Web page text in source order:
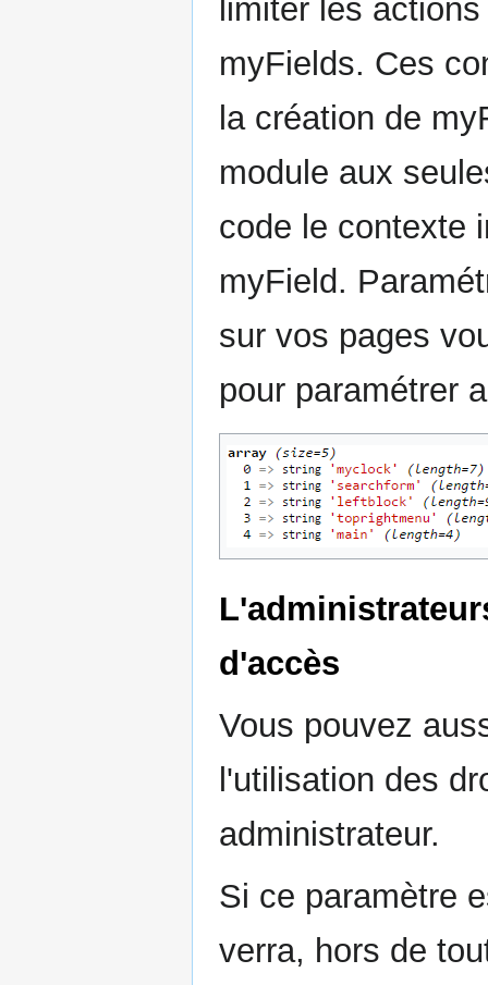
limiter les
myFields. Ces
la création de
module aux
code le contexte
myField.
sur vos pages
pour paramétrer
d'accès
Vous pouvez
l'utilisation des
administrateur.
Si ce paramètre
verra, hors de